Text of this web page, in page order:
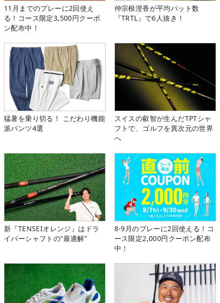
11月までのプレーに2回使え
る！コース限定3,500円クーポ
ン配布中！
仲宗根澄香が平均パット数
『TRTL』で6人抜き！
猛暑を乗り切る！ こだわり機能
派パンツ4選
スイスの叡智が生んだTPTシャ
フトで、ゴルフを異次元の世界
へ
新『TENSEIオレンジ』はドラ
イバーシャフトの“最適解”
8-9月のプレーに2回使える！コ
ース限定2,000円クーポン配布
中！